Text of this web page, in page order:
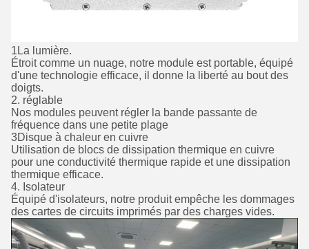
1La lumière.
Étroit comme un nuage, notre module est portable, équipé
d'une technologie efficace, il donne la liberté au bout des
doigts.
2. réglable
Nos modules peuvent régler la bande passante de
fréquence dans une petite plage
3Disque à chaleur en cuivre
Utilisation de blocs de dissipation thermique en cuivre
pour une conductivité thermique rapide et une dissipation
thermique efficace.
4. Isolateur
Équipé d'isolateurs, notre produit empêche les dommages
des cartes de circuits imprimés par des charges vides.